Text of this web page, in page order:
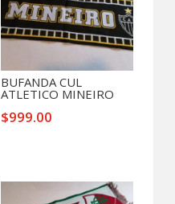
BUFANDA CUL
ATLETICO MINEIRO
$999.00